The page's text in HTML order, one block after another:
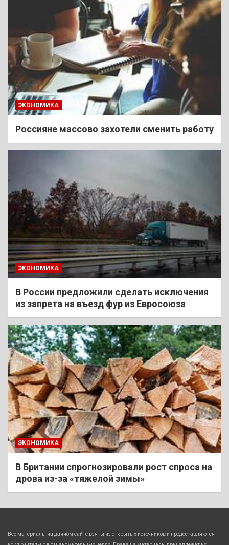
ЭКОНОМИКА
Россияне массово захотели сменить работу
ЭКОНОМИКА
В России предложили сделать исключения
из запрета на въезд фур из Евросоюза
ЭКОНОМИКА
В Британии спрогнозировали рост спроса на
дрова из-за «тяжелой зимы»
Все материалы на данном сайте взяты из открытых источников и предоставляются